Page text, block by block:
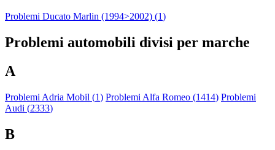
Problemi Ducato Marlin (1994>2002) (1)
Problemi automobili divisi per marche
A
Problemi Adria Mobil (1) Problemi Alfa Romeo (1414) Problemi
Audi (2333)
B